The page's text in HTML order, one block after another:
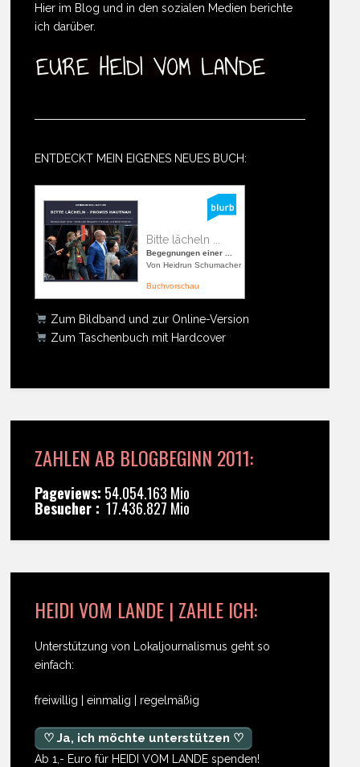
Hier im Blog und in den sozialen Medien berichte
ich darüber.
ENTDECKT MEIN EIGENES NEUES BUCH:
Bitte lächeln ...
Begegnungen einer ...
Von Heidrun Schumacher
Buchvorschau
Zum Bildband und zur Online-Version
Zum Taschenbuch mit Hardcover
ZAHLEN AB BLOGBEGINN 2011:
Pageviews: 54.054.163 Mio
Besucher : 17.436.827 Mio
HEIDI VOM LANDE | ZAHLE ICH:
Unterstützung von Lokaljournalismus geht so
einfach:
freiwillig | einmalig | regelmäßig
♡ Ja, ich möchte unterstützen ♡
Ab 1,- Euro für HEIDI VOM LANDE spenden!